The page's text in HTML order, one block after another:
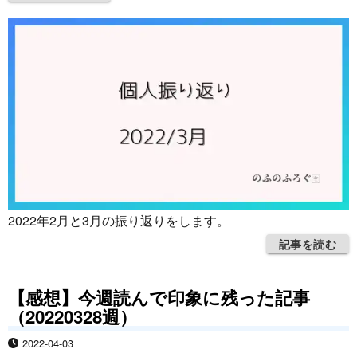
2022年2月と3月の振り返りをします。
記事を読む
【感想】今週読んで印象に残った記事
（20220328週）
2022-04-03